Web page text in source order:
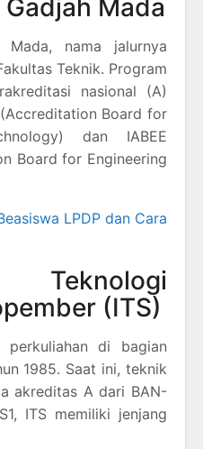
Mada
Mada, nama jalurnya
Teknik. Program
nasional (A)
Board for
dan IABEE
Board for Engineering
LPDP dan Cara
(ITS)
perkuliahan di bagian
1985. Saat ini, teknik
akreditas A dari BAN-
ITS memiliki jenjang